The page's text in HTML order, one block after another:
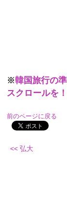
※韓国旅行の
スクロールを！
前のページに戻る
<< 弘大